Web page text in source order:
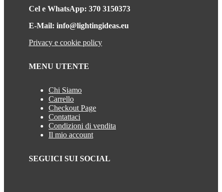
Cel e WhatsApp: 370 3150373
E-Mail: info@lightingideas.eu
Privacy e cookie policy
MENU UTENTE
Chi Siamo
Carrello
Checkout Page
Contattaci
Condizioni di vendita
Il mio account
SEGUICI SUI SOCIAL